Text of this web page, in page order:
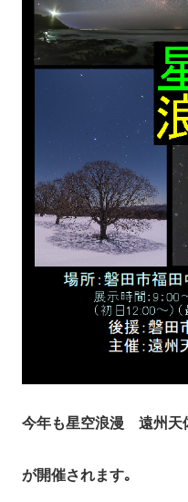
今年も星空浪漫 遠州天
が開催されます｡